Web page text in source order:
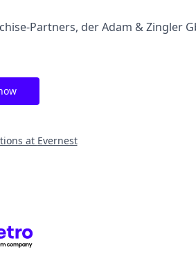
Partners, der Adam & Zingler
at Evernest
Getro.com